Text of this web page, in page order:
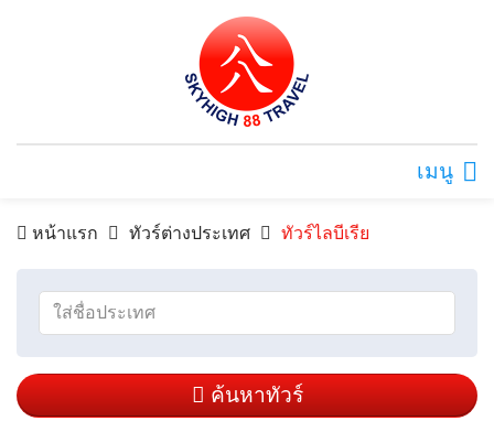
เมนู
หน้าแรก ทัวร์ต่างประเทศ ทัวร์ไลบีเรีย
ค้นหาทัวร์